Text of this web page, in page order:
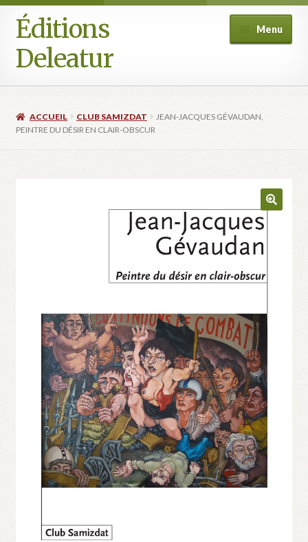
Aller
à
Aller
au
contenu
Éditions
Deleatur
Menu
Boutique
Festival One Minute Film international de Champcella
Validation de la commande
ACCUEIL CLUB SAMIZDAT
JEAN-JACQUES GÉVAUDAN,
PEINTRE DU DÉSIR EN CLAIR-OBSCUR